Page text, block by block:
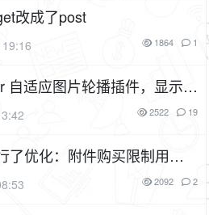
改成了post
1864 1
自适应图片轮播插件，显示注
支持自定义图片地址和超链
2522 19
了优化：附件购买限制用户
积分、post请求进行token校
2092 2